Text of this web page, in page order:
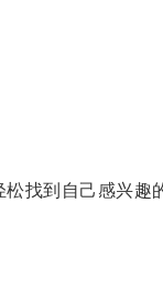
找到自己感兴趣